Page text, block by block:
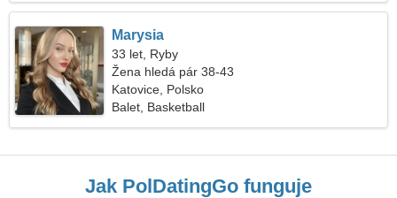
Marysia
33 let, Ryby
Žena hledá pár 38-43
Katovice, Polsko
Balet, Basketball
Jak PolDatingGo funguje